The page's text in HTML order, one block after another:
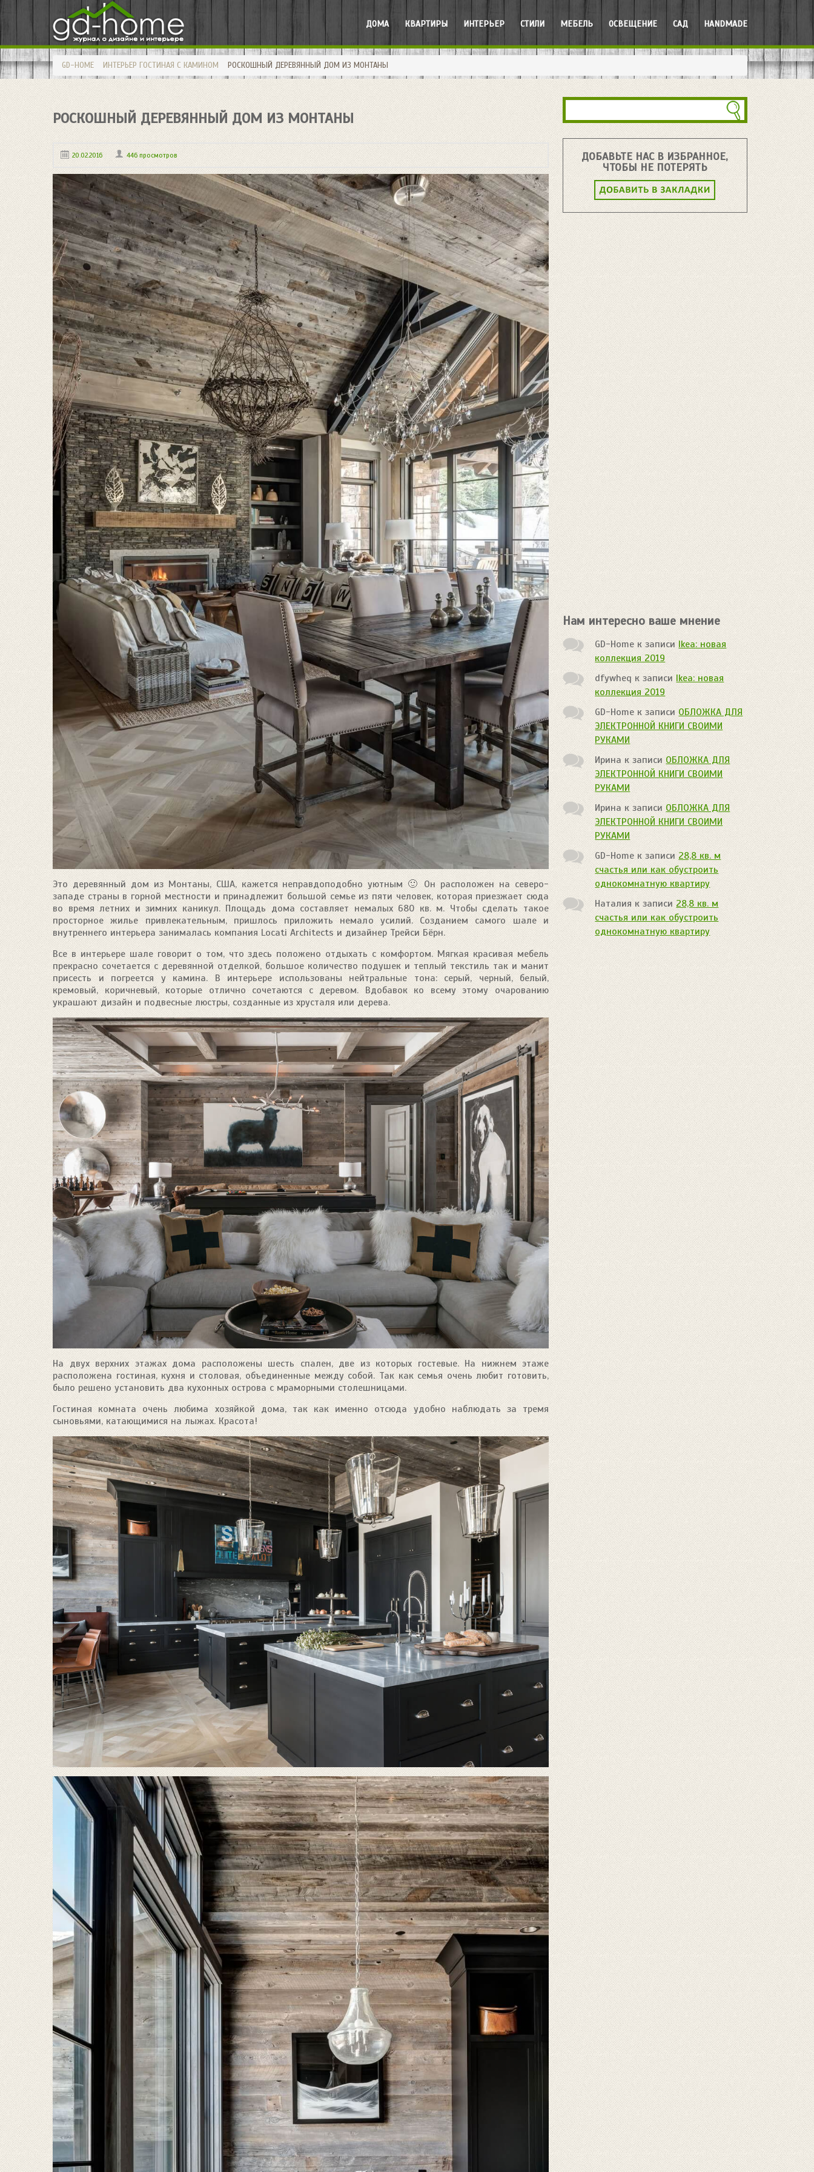
ДОМА КВАРТИРЫ ИНТЕРЬЕР СТИЛИ МЕБЕЛЬ ОСВЕЩЕНИЕ САД HANDMADE
GD-HOME ИНТЕРЬЕР ГОСТИНАЯ С КАМИНОМ РОСКОШНЫЙ ДЕРЕВЯННЫЙ ДОМ ИЗ МОНТАНЫ
РОСКОШНЫЙ ДЕРЕВЯННЫЙ ДОМ ИЗ МОНТАНЫ
20.02.2016 446 просмотров
Это деревянный дом из Монтаны, США, кажется неправдоподобно уютным 🙂 Он расположен на северо-
западе страны в горной местности и принадлежит большой семье из пяти человек, которая приезжает сюда
во время летних и зимних каникул. Площадь дома составляет немалых 680 кв. м. Чтобы сделать такое
просторное жилье привлекательным, пришлось приложить немало усилий. Созданием самого шале и
внутреннего интерьера занималась компания Locati Architects и дизайнер Трейси Бёрн.
Все в интерьере шале говорит о том, что здесь положено отдыхать с комфортом. Мягкая красивая мебель
прекрасно сочетается с деревянной отделкой, большое количество подушек и теплый текстиль так и манит
присесть и погреется у камина. В интерьере использованы нейтральные тона: серый, черный, белый,
кремовый, коричневый, которые отлично сочетаются с деревом. Вдобавок ко всему этому очарованию
украшают дизайн и подвесные люстры, созданные из хрусталя или дерева.
На двух верхних этажах дома расположены шесть спален, две из которых гостевые. На нижнем этаже
расположена гостиная, кухня и столовая, объединенные между собой. Так как семья очень любит готовить,
было решено установить два кухонных острова с мраморными столешницами.
Гостиная комната очень любима хозяйкой дома, так как именно отсюда удобно наблюдать за тремя
сыновьями, катающимися на лыжах. Красота!
ДОБАВЬТЕ НАС В ИЗБРАННОЕ,
ЧТОБЫ НЕ ПОТЕРЯТЬ
Нам интересно ваше мнение
GD-Homeк записиIkea: новая
коллекция 2019
dfywheq к записиIkea: новая
коллекция 2019
GD-Homeк записиОБЛОЖКА ДЛЯ
ЭЛЕКТРОННОЙ КНИГИ СВОИМИ
РУКАМИ
Иринак записиОБЛОЖКА ДЛЯ
ЭЛЕКТРОННОЙ КНИГИ СВОИМИ
РУКАМИ
Иринак записиОБЛОЖКА ДЛЯ
ЭЛЕКТРОННОЙ КНИГИ СВОИМИ
РУКАМИ
GD-Home к записи28,8 кв. м
счастья или как обустроить
однокомнатную квартиру
Наталия к записи 28,8 кв. м
счастья или как обустроить
однокомнатную квартиру